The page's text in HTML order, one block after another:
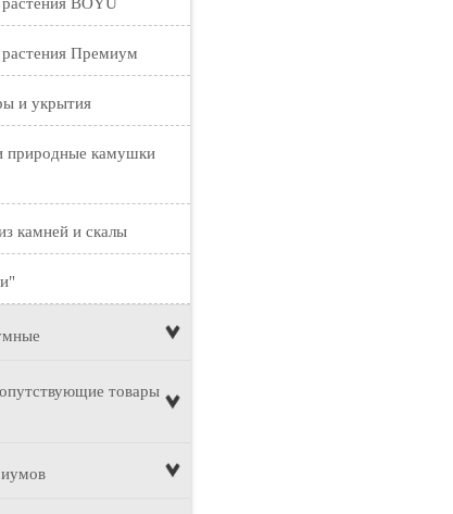
Премиум
и укрытия
природные камушки
камней и скалы
товары